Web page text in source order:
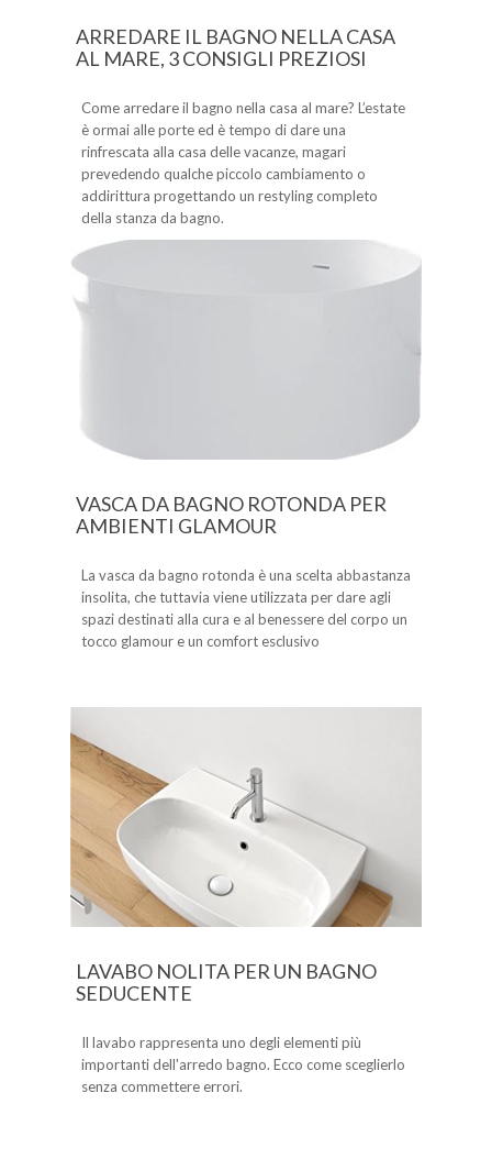
ARREDARE IL BAGNO NELLA CASA
AL MARE, 3 CONSIGLI PREZIOSI
Come arredare il bagno nella casa al mare? L’estate
è ormai alle porte ed è tempo di dare una
rinfrescata alla casa delle vacanze, magari
prevedendo qualche piccolo cambiamento o
addirittura progettando un restyling completo
della stanza da bagno.
VASCA DA BAGNO ROTONDA PER
AMBIENTI GLAMOUR
La vasca da bagno rotonda è una scelta abbastanza
insolita, che tuttavia viene utilizzata per dare agli
spazi destinati alla cura e al benessere del corpo un
tocco glamour e un comfort esclusivo
LAVABO NOLITA PER UN BAGNO
SEDUCENTE
Il lavabo rappresenta uno degli elementi più
importanti dell'arredo bagno. Ecco come sceglierlo
senza commettere errori.